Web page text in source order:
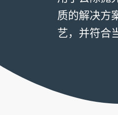
质的解决方
艺，并符合